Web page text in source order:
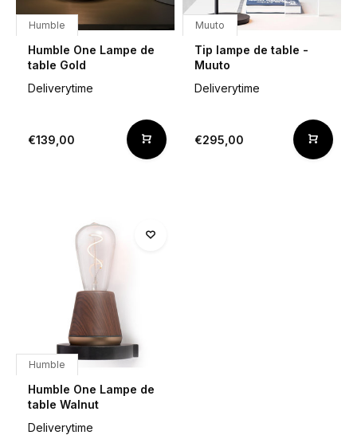
Humble
Humble One Lampe de
table Gold
Deliverytime
€139,00
Muuto
Tip lampe de table -
Muuto
Deliverytime
€295,00
Humble
Humble One Lampe de
table Walnut
Deliverytime